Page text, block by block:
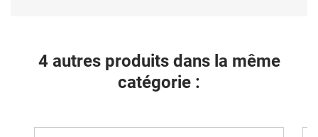
4 autres produits dans la même
catégorie :